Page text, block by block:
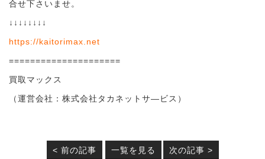
合せ下さいませ。
↓↓↓↓↓↓↓↓
https://kaitorimax.net
=====================
買取マックス
（運営会社：株式会社タカネットサ―ビス）
< 前の記事 一覧を見る 次の記事 >